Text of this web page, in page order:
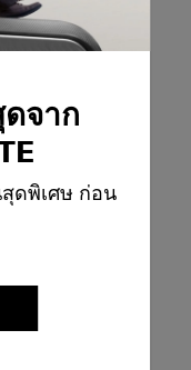
จาก
ดพิเศษ ก่อน
zip guards